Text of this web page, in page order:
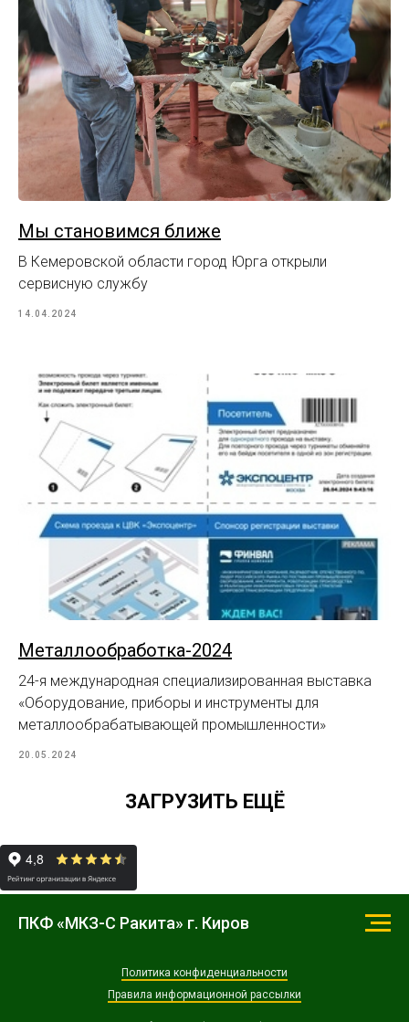
Мы становимся ближе
В Кемеровской области город Юрга открыли
сервисную службу
14.04.2024
Металлообработка-2024
24-я международная специализированная выставка
«Оборудование, приборы и инструменты для
металлообрабатывающей промышленности»
20.05.2024
ЗАГРУЗИТЬ ЕЩЁ
ПКФ «МКЗ-С Ракита» г. Киров
Политика конфиденциальности
Правила информационной рассылки